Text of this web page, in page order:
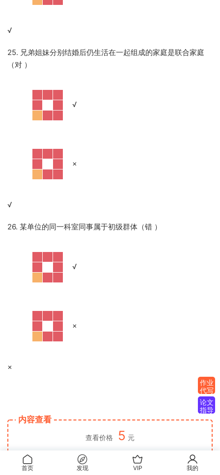
√
25. 兄弟姐妹分别结婚后仍生活在一起组成的家庭是联合家庭
（对 ）
√
×
√
26. 某单位的同一科室同事属于初级群体（错 ）
√
×
×
内容查看
查看价格 5 元
作业
代写
论文
指导
首页 发现 VIP 我的